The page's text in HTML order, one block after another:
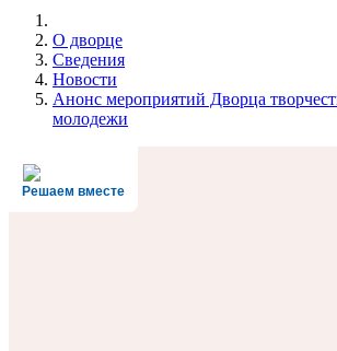
О дворце
Сведения
Новости
Анонс мероприятий Дворца
молодежи
Решаем вместе